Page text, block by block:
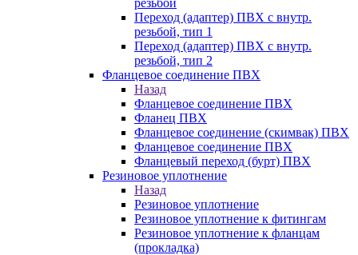
резьбой
Переход (адаптер) ПВХ с внутр.
резьбой, тип 1
Переход (адаптер) ПВХ с внутр.
резьбой, тип 2
Фланцевое соединение ПВХ
Назад
Фланцевое соединение ПВХ
Фланец ПВХ
Фланцевое соединение (скимвак) ПВХ
Фланцевое соединение ПВХ
Фланцевый переход (бурт) ПВХ
Резиновое уплотнение
Назад
Резиновое уплотнение
Резиновое уплотнение к фитингам
Резиновое уплотнение к фланцам
(прокладка)